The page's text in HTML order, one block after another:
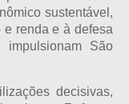
sustentável,
renda e à defesa
São
decisivas,